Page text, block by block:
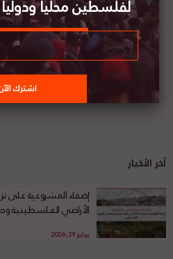
آخر الأخبار
إضفاء المشروعية على
الأراضي
يوليو 29, 2026
لفلسطين محليا